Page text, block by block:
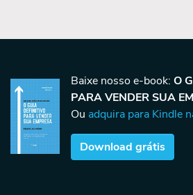
Baixe nosso e-book: O
PARA VENDER SUA
Ou adquira para Kindle
Download grátis